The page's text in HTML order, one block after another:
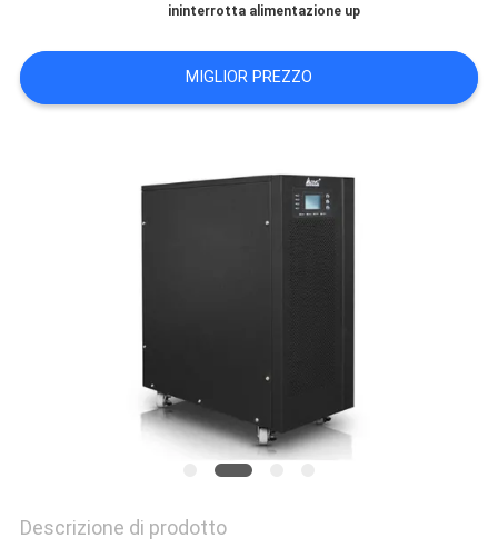
PREVENTIVO
ininterrotta alimentazione up
MIGLIOR PREZZO
Descrizione di prodotto